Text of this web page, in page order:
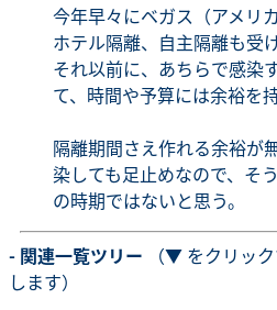
今年早々にベガス（アメリ
ホテル隔離、自主隔離も受
それ以前に、あちらで感染
て、時間や予算には余裕を
隔離期間さえ作れる余裕が
染しても足止めなので、そ
の時期ではないと思う。
- 関連一覧ツリー （▼ をクリッ
します）